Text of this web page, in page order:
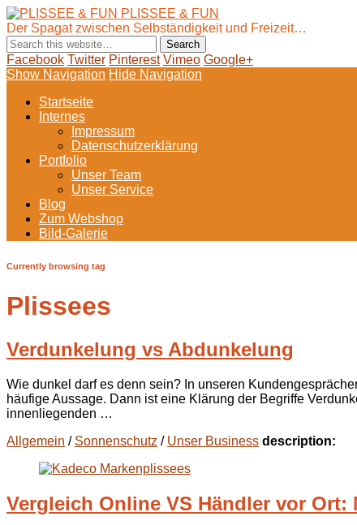
PLISSEE & FUN
Der Spagat zwischen Selbständigkeit und Freizeit…
Facebook Twitter Pinterest Vimeo Google+
Show Navigation Hide Navigation
Startseite
Internes
Impressum
Datenschutzerklärung
Portfolio
Unser Team
Unser Service
Blog
Zum Webshop
Bild-Galerie
Currently browsing tag
Plissees
Verdunkelung vs Abdunkelung
Wie dunkel darf es denn sein? In unseren
häufige Aussage. Dann ist eine Klärung der Begriffe
innenliegenden …
Allgemein / Sonnenschutz / Unser Business description:
Vergleich Online VS Händler vor Ort: